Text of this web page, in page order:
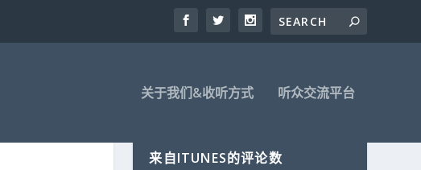
关于我们&收听方式 听众交流平台
来自ITUNES的评论数